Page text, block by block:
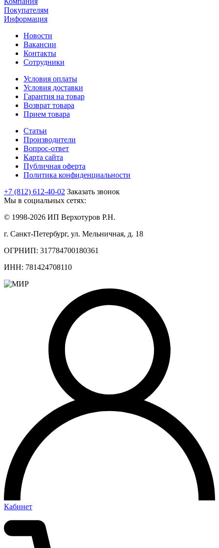
Покупателям
Информация
Новости
Вакансии
Контакты
Сотрудники
Условия оплаты
Условия доставки
Гарантия на товар
Возврат товара
Прием товара
Статьи
Производители
Вопрос-ответ
Карта сайта
Публичная оферта
Политика конфиденциальности
+7 (812) 612-40-02 Заказать звонок
Мы в социальных сетях:
© 1998-2026 ИП Верхотуров Р.Н.
г. Санкт-Петербург, ул. Мельничная, д. 18
ОГРНИП: 317784700180361
ИНН: 781424708110
Кабинет